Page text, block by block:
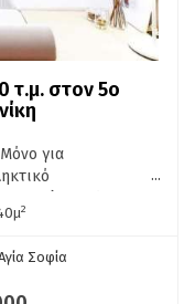
τ.μ. στον 5ο
για
καθαρά).
ανοιχτό ορίζοντα,
...
2
Σοφία